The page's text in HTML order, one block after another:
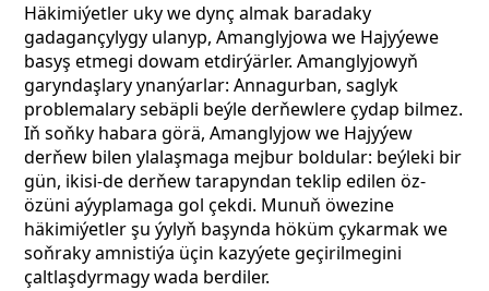
Häkimiýetler uky we dynç almak baradaky
gadagançylygy ulanyp, Amanglyjowa we Hajyýewe
basyş etmegi dowam etdirýärler. Amanglyjowyň
garyndaşlary ynanýarlar: Annagurban, saglyk
problemalary sebäpli beýle derňewlere çydap bilmez.
Iň soňky habara görä, Amanglyjow we Hajyýew
derňew bilen ylalaşmaga mejbur boldular: beýleki bir
gün, ikisi-de derňew tarapyndan teklip edilen öz-
özüni aýyplamaga gol çekdi. Munuň öwezine
häkimiýetler şu ýylyň başynda höküm çykarmak we
soňraky amnistiýa üçin kazyýete geçirilmegini
çaltlaşdyrmagy wada berdiler.